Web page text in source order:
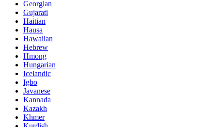
Georgian
Gujarati
Haitian
Hausa
Hawaiian
Hebrew
Hmong
Hungarian
Icelandic
Igbo
Javanese
Kannada
Kazakh
Khmer